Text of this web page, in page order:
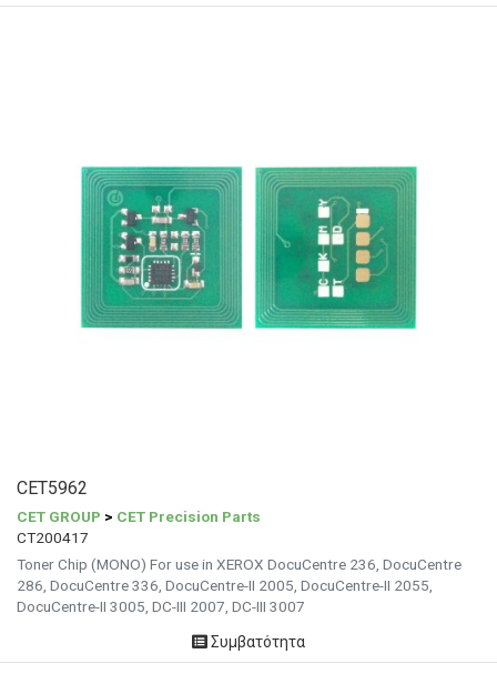
CET5962
CET GROUP > CET Precision Parts
CT200417
Toner Chip (MONO) For use in XEROX DocuCentre 236, DocuCentre
286, DocuCentre 336, DocuCentre-II 2005, DocuCentre-II 2055,
DocuCentre-II 3005, DC-III 2007, DC-III 3007
Συμβατότητα